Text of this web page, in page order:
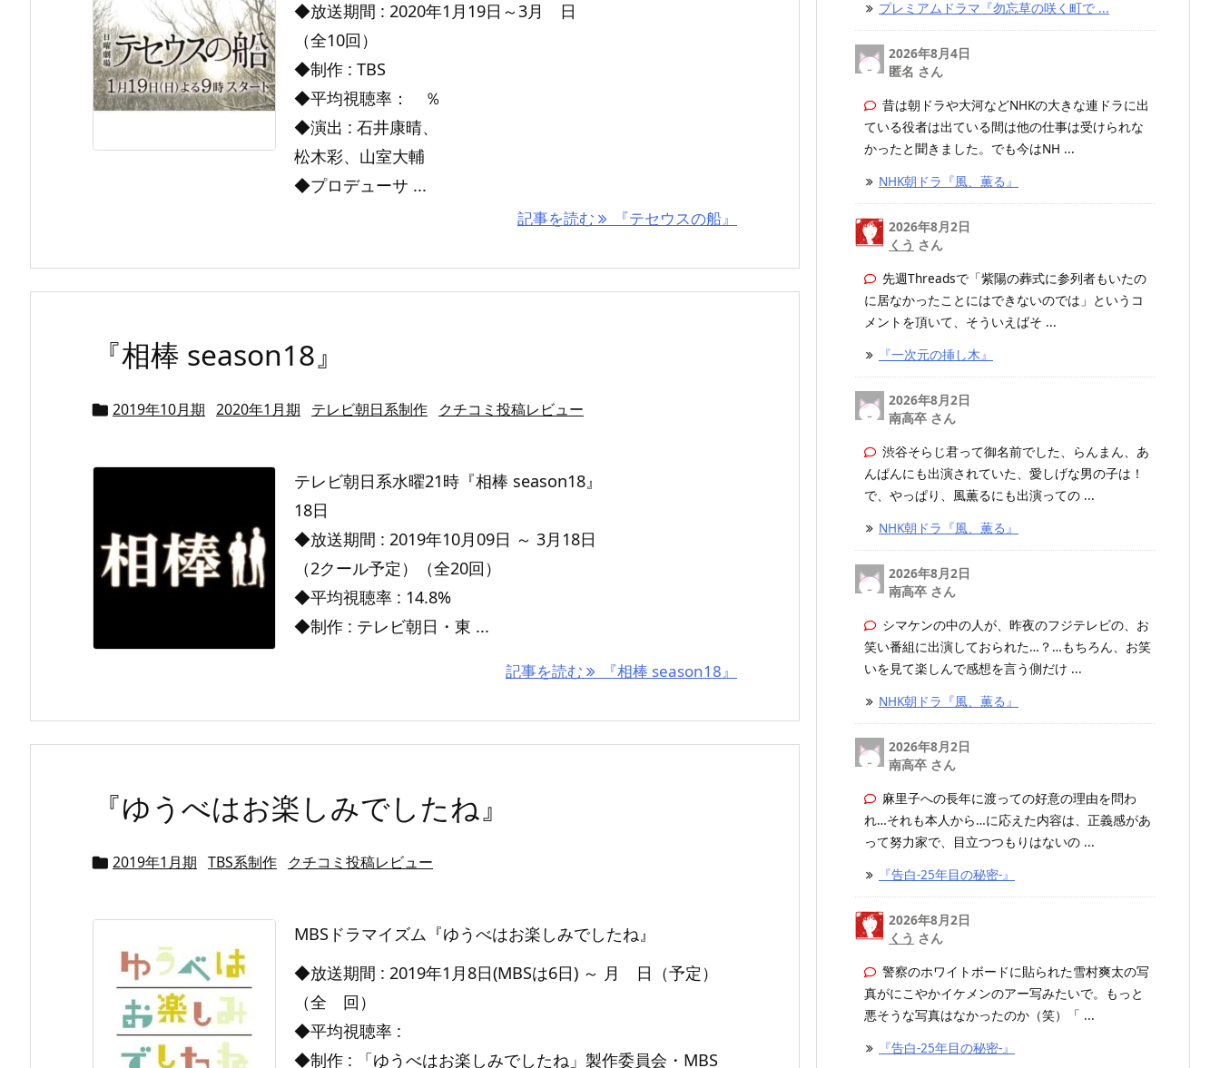
◆放送期間 : 2020年1月19日～3月 日
（全10回）
◆制作 : TBS
◆平均視聴率： ％
◆演出 : 石井康晴、
松木彩、山室大輔
◆プロデューサ ...
記事を読む 『テセウスの船』
『相棒 season18』
 2019年10月期 2020年1月期 テレビ朝日系制作 クチコミ投稿レビュー
テレビ朝日系水曜21時『相棒 season18』
18日
◆放送期間 : 2019年10月09日 ～ 3月18日
（2クール予定）（全20回）
◆平均視聴率 : 14.8%
◆制作 : テレビ朝日・東 ...
記事を読む 『相棒 season18』
『ゆうべはお楽しみでしたね』
 2019年1月期 TBS系制作 クチコミ投稿レビュー
MBSドラマイズム『ゆうべはお楽しみでしたね』
◆放送期間 : 2019年1月8日(MBSは6日) ～ 月 日（予定）
（全 回）
◆平均視聴率 :
◆制作 : 「ゆうべはお楽しみでしたね」製作委員会・MBS
プレミアムドラマ『勿忘草の咲く町で ...
2026年8月4日
匿名 さん
昔は朝ドラや大河などNHKの大きな連ドラに出
ている役者は出ている間は他の仕事は受けられな
かったと聞きました。でも今はNH ...
NHK朝ドラ『風、薫る』
2026年8月2日
くう さん
先週Threadsで「紫陽の葬式に参列者もいたの
に居なかったことにはできないのでは」というコ
メントを頂いて、そういえばそ ...
『一次元の挿し木』
2026年8月2日
南高卒 さん
渋谷そらじ君って御名前でした、らんまん、あ
んぱんにも出演されていた、愛しげな男の子は！
で、やっぱり、風薫るにも出演っての ...
NHK朝ドラ『風、薫る』
2026年8月2日
南高卒 さん
シマケンの中の人が、昨夜のフジテレビの、お
笑い番組に出演しておられた…？…もちろん、お笑
いを見て楽しんで感想を言う側だけ ...
NHK朝ドラ『風、薫る』
2026年8月2日
南高卒 さん
麻里子への長年に渡っての好意の理由を問わ
れ…それも本人から…に応えた内容は、正義感があ
って努力家で、目立つつもりはないの ...
『告白-25年目の秘密-』
2026年8月2日
くう さん
警察のホワイトボードに貼られた雪村爽太の写
真がにこやかイケメンのアー写みたいで。もっと
悪そうな写真はなかったのか（笑）「 ...
『告白-25年目の秘密-』